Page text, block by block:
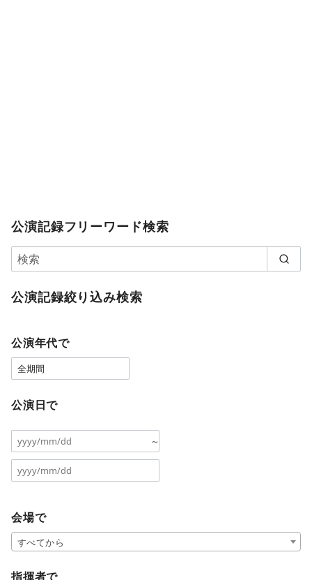
公演記録フリーワード検索
公演記録絞り込み検索
公演年代で
公演日で
～
会場で
すべてから
指揮者で